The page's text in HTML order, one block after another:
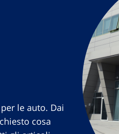
le auto. Dai
cosa